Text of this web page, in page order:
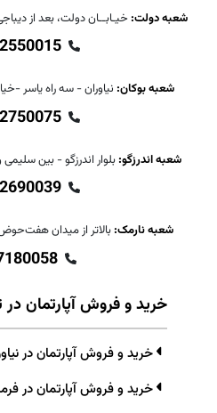
شعبه دولت: خیـابــان دولت، بعد از
شعبه بوکان: نیاوران - سه راه یاسر -
شعبه اندرزگو:بلوار اندرزگو - بین سلیمی و
شعبه نارمک: بالاتر از میدان
خرید و فروش آپارتمان در
خرید و فروش آپارتمان در
خرید و فروش آپارتمان در